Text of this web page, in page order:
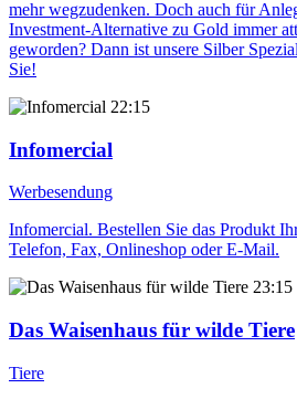
mehr wegzudenken. Doch auch für
Investment-Alternative zu Gold immer
geworden? Dann ist unsere Silber
Sie!
22:15
Infomercial
Werbesendung
Infomercial. Bestellen Sie das Produkt
Telefon, Fax, Onlineshop oder E-Mail.
23:15
Das Waisenhaus für wilde Tiere
Tiere